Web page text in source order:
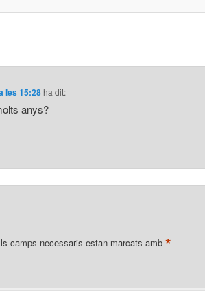
les 15:28ha dit:
anys?
camps necessaris estan marcats amb *